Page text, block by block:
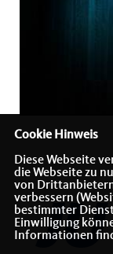
Cookie Hinweis
Diese Webseite
die Webseite zu
von
verbessern
bestimmter
Einwilligung
Informationen